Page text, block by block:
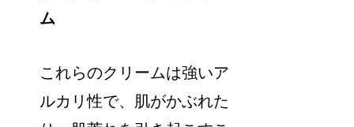
ム
これらのクリームは強いア
ルカリ性で、肌がかぶれた